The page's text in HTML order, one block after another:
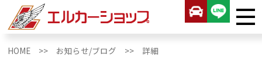
HOME >> お知らせ/ブログ >> 詳細